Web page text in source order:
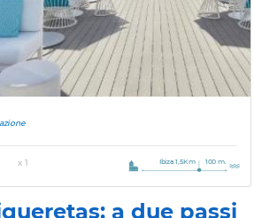
x 1 Ibiza 1,5Km 100 m.
a due passi